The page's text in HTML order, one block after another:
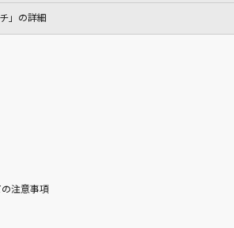
」の詳細
注意事項